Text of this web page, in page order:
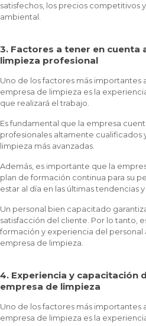
satisfechos, los precios competitivos
ambiental.
3. Factores a tener en cuenta
limpieza profesional
Uno de los factores más importantes
empresa de limpieza es la
que realizará el trabajo.
Es fundamental que la empresa
profesionales altamente cualificados
limpieza más avanzadas.
Además, es importante que la
plan de formación continua para su
estar al día en las últimas tendencias
Un personal bien capacitado
satisfacción del cliente. Por lo tanto,
formación y experiencia del personal
empresa de limpieza.
4. Experiencia y capacitación
empresa de limpieza
Uno de los factores más importantes
empresa de limpieza es la